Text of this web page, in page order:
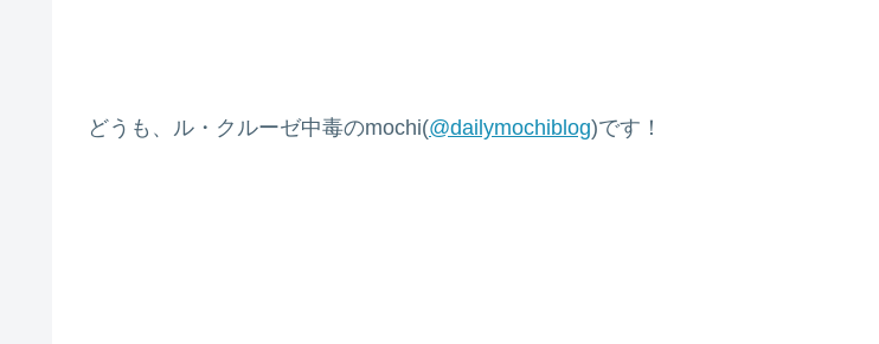
どうも、ル・クルーゼ中毒のmochi(@dailymochiblog)です！